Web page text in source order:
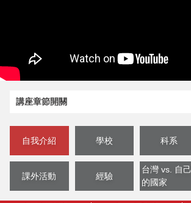
講座章節開關
自我介紹 學校 科系
課外活動 經驗
台灣 vs. 自己
的國家